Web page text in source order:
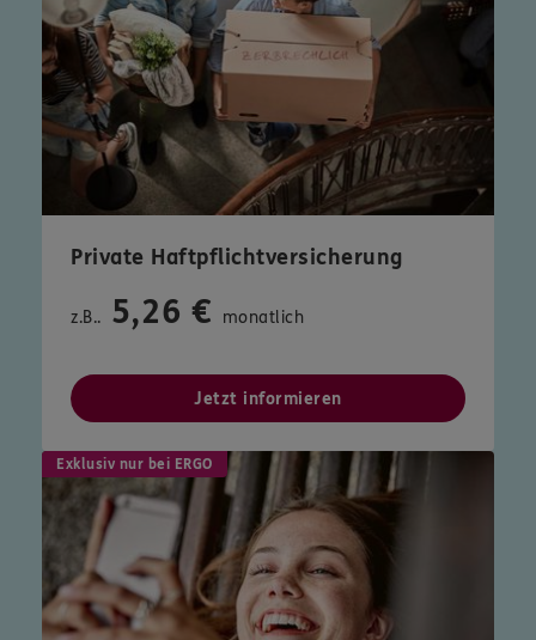
Private Haftpflichtversicherung
z.B.. 5,26 € monatlich
Jetzt informieren
Exklusiv nur bei ERGO